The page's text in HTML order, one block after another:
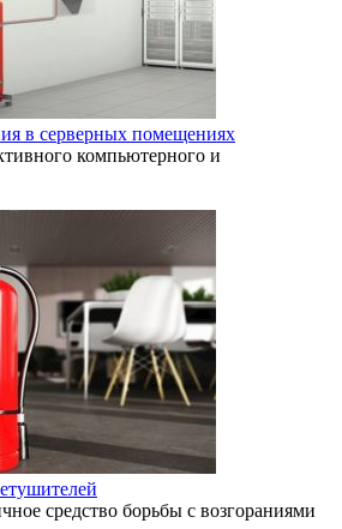
в серверных помещениях
компьютерного и
средство борьбы с возгораниями